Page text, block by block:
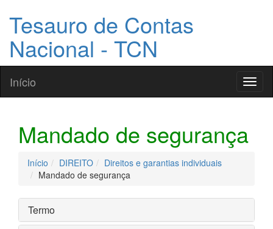
Tesauro de Contas
Nacional - TCN
Início
Mandado de segurança
Início DIREITO
Direitos e garantias individuais
Mandado de segurança
Termo